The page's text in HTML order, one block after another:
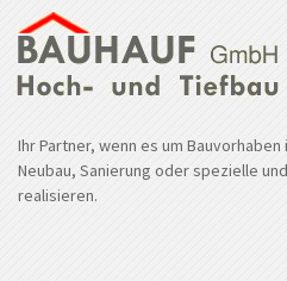
Ihr Partner, wenn es um
Neubau, Sanierung oder spezielle
realisieren.